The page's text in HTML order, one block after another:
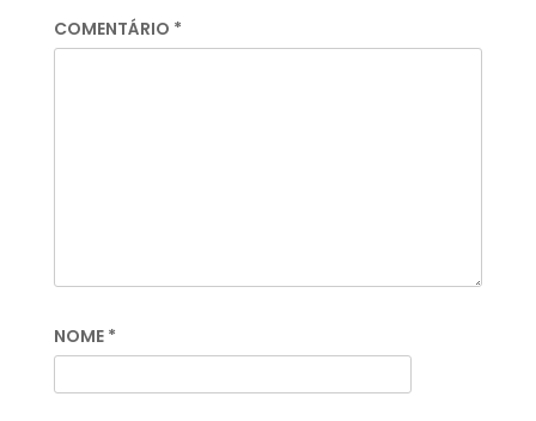
COMENTÁRIO *
NOME *